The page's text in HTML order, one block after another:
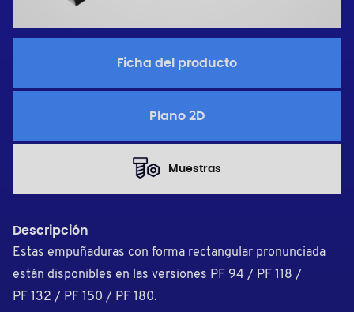
Ficha del producto
Plano 2D
Muestras
Descripción
Estas empuñaduras con forma rectangular pronunciada
están disponibles en las versiones PF 94 / PF 118 /
PF 132 / PF 150 / PF 180.